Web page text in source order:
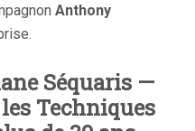
Anthony
Séquaris —
Techniques